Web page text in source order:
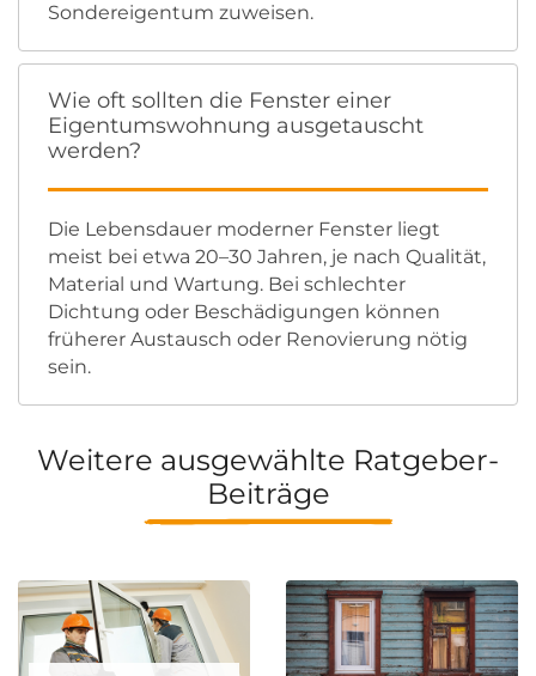
Sondereigentum zuweisen.
Wie oft sollten die Fenster einer
Eigentumswohnung ausgetauscht
werden?
Die Lebensdauer moderner Fenster liegt
meist bei etwa 20–30 Jahren, je nach Qualität,
Material und Wartung. Bei schlechter
Dichtung oder Beschädigungen können
früherer Austausch oder Renovierung nötig
sein.
Weitere ausgewählte Ratgeber-
Beiträge